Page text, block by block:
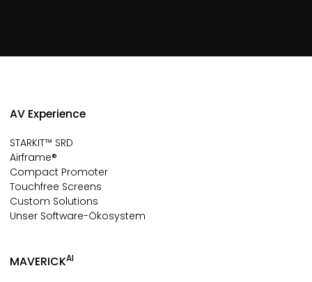
AV Experience
STARKIT™ SRD
Airframe®
Compact Promoter
Touchfree Screens
Custom Solutions
Unser Software-Ökosystem
MAVERICKAI